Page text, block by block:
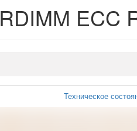
ECC
Техническое